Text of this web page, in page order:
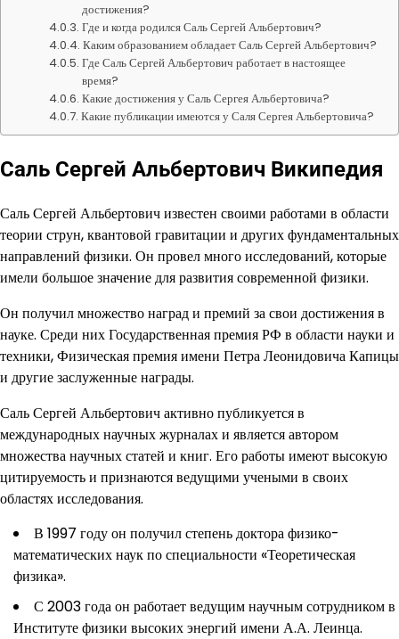
достижения?
Где и когда родился Саль Сергей Альбертович?
Каким образованием обладает Саль Сергей Альбертович?
Где Саль Сергей Альбертович работает в настоящее
время?
Какие достижения у Саль Сергея Альбертовича?
Какие публикации имеются у Саля Сергея Альбертовича?
Саль Сергей Альбертович Википедия
Саль Сергей Альбертович известен своими работами в области
теории струн, квантовой гравитации и других фундаментальных
направлений физики. Он провел много исследований, которые
имели большое значение для развития современной физики.
Он получил множество наград и премий за свои достижения в
науке. Среди них Государственная премия РФ в области науки и
техники, Физическая премия имени Петра Леонидовича Капицы
и другие заслуженные награды.
Саль Сергей Альбертович активно публикуется в
международных научных журналах и является автором
множества научных статей и книг. Его работы имеют высокую
цитируемость и признаются ведущими учеными в своих
областях исследования.
В 1997 году он получил степень доктора физико-
математических наук по специальности «Теоретическая
физика».
С 2003 года он работает ведущим научным сотрудником в
Институте физики высоких энергий имени А.А. Леинца.